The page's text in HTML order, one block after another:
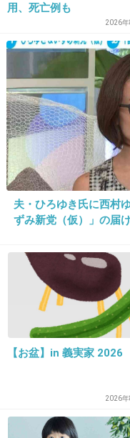
2013/12/03(火) 11:46:57
うわ生々しい。気
仕方なくやってる
11. 匿名 2013/12/03(火) 11:46:57
韓国だからもう驚
2013/12/03(火) 11:47:04
盗撮されてたのか
2013/12/03(火) 11:47:15
用、死亡例も
2026年
夫・ひろゆき氏に西村
ずみ新党（仮）」の届
【お盆】in 義実家 2026
2026年